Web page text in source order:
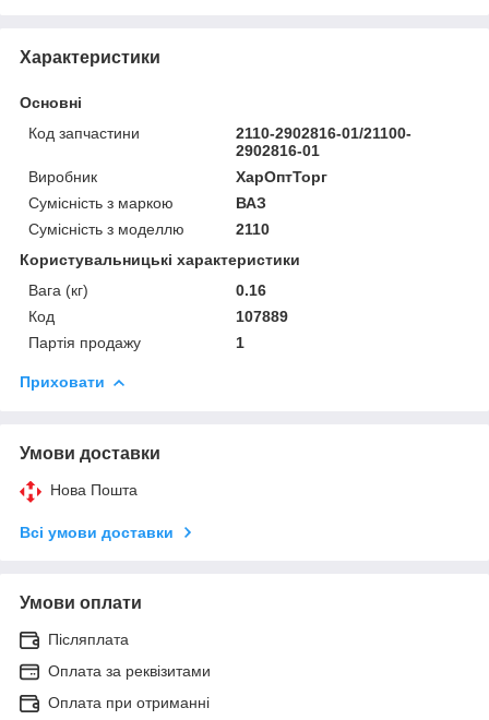
Характеристики
Основні
Код запчастини
2110-2902816-01/21100-
2902816-01
Виробник
ХарОптТорг
Сумісність з маркою
ВАЗ
Сумісність з моделлю
2110
Користувальницькі характеристики
Вага (кг)
0.16
Код
107889
Партія продажу
1
Приховати
Умови доставки
Нова Пошта
Всі умови доставки
Умови оплати
Післяплата
Оплата за реквізитами
Оплата при отриманні